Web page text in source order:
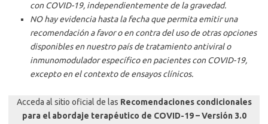
con COVID-19, independientemente de la gravedad.
NO hay evidencia hasta la fecha que permita emitir una
recomendación a favor o en contra del uso de otras opciones
disponibles en nuestro país de tratamiento antiviral o
inmunomodulador específico en pacientes con COVID-19,
excepto en el contexto de ensayos clínicos.
Acceda al sitio oficial de las Recomendaciones condicionales
para el abordaje terapéutico de COVID-19 – Versión 3.0